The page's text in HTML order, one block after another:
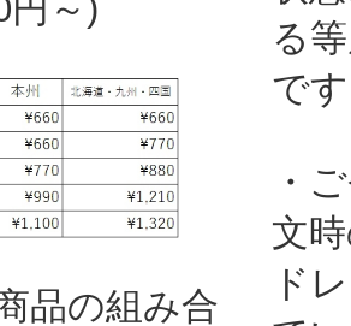
円～)
品の組み合
る
で
・
文
ド